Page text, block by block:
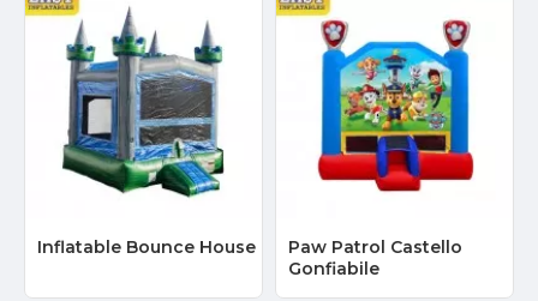
Inflatable Bounce House
Paw Patrol Castello
Gonfiabile